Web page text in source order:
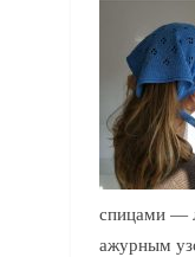
спицами —
ажурным